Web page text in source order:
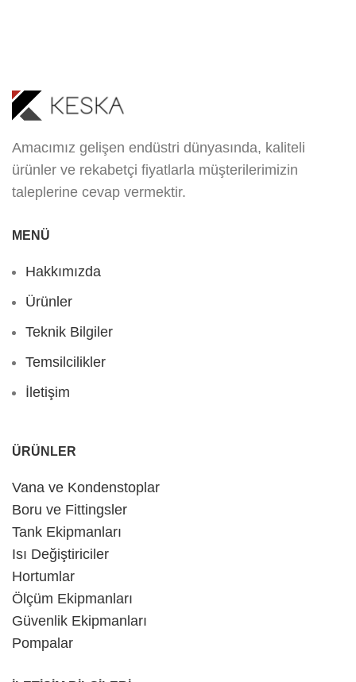
Amacımız gelişen endüstri dünyasında, kaliteli
ürünler ve rekabetçi fiyatlarla müşterilerimizin
taleplerine cevap vermektir.
MENÜ
Hakkımızda
Ürünler
Teknik Bilgiler
Temsilcilikler
İletişim
ÜRÜNLER
Vana ve Kondenstoplar
Boru ve Fittingsler
Tank Ekipmanları
Isı Değiştiriciler
Hortumlar
Ölçüm Ekipmanları
Güvenlik Ekipmanları
Pompalar